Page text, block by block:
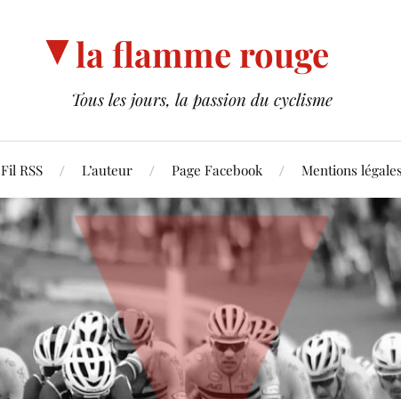
la flamme rouge
Tous les jours, la passion du cyclisme
Fil RSS L’auteur Page Facebook Mentions